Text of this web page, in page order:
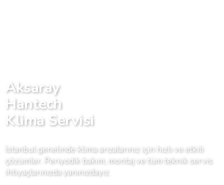
Aksaray
Hantech
Klima Servisi
İstanbul genelinde klima arızalarınız için hızlı ve etkili
çözümler. Periyodik bakım, montaj ve tüm teknik servis
ihtiyaçlarınızda yanınızdayız.